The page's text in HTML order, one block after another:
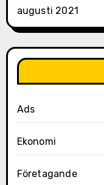
augusti 2021
Ads
Ekonomi
Företagande